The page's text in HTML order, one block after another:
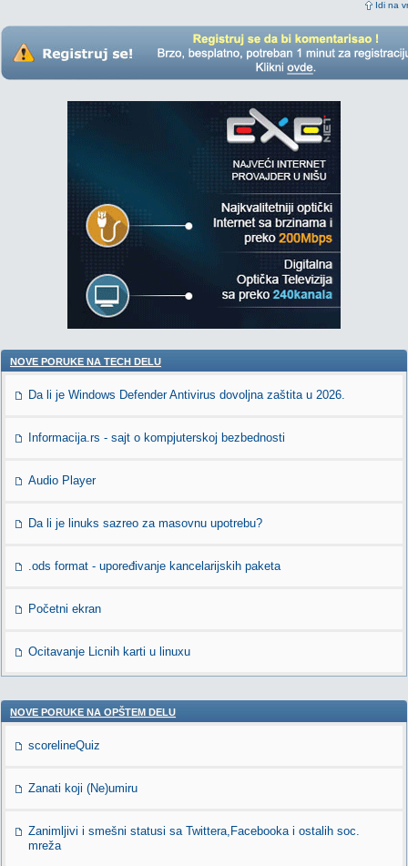
Idi na
NOVE PORUKE NA TECH DELU
Da li je Windows Defender Antivirus dovoljna zaštita u 2026.
Informacija.rs - sajt o kompjuterskoj bezbednosti
Audio Player
Da li je linuks sazreo za masovnu upotrebu?
.ods format - upoređivanje kancelarijskih paketa
Početni ekran
Ocitavanje Licnih karti u linuxu
NOVE PORUKE NA OPŠTEM DELU
scorelineQuiz
Zanati koji (Ne)umiru
Zanimljivi i smešni statusi sa Twittera,Facebooka i ostalih soc.
mreža